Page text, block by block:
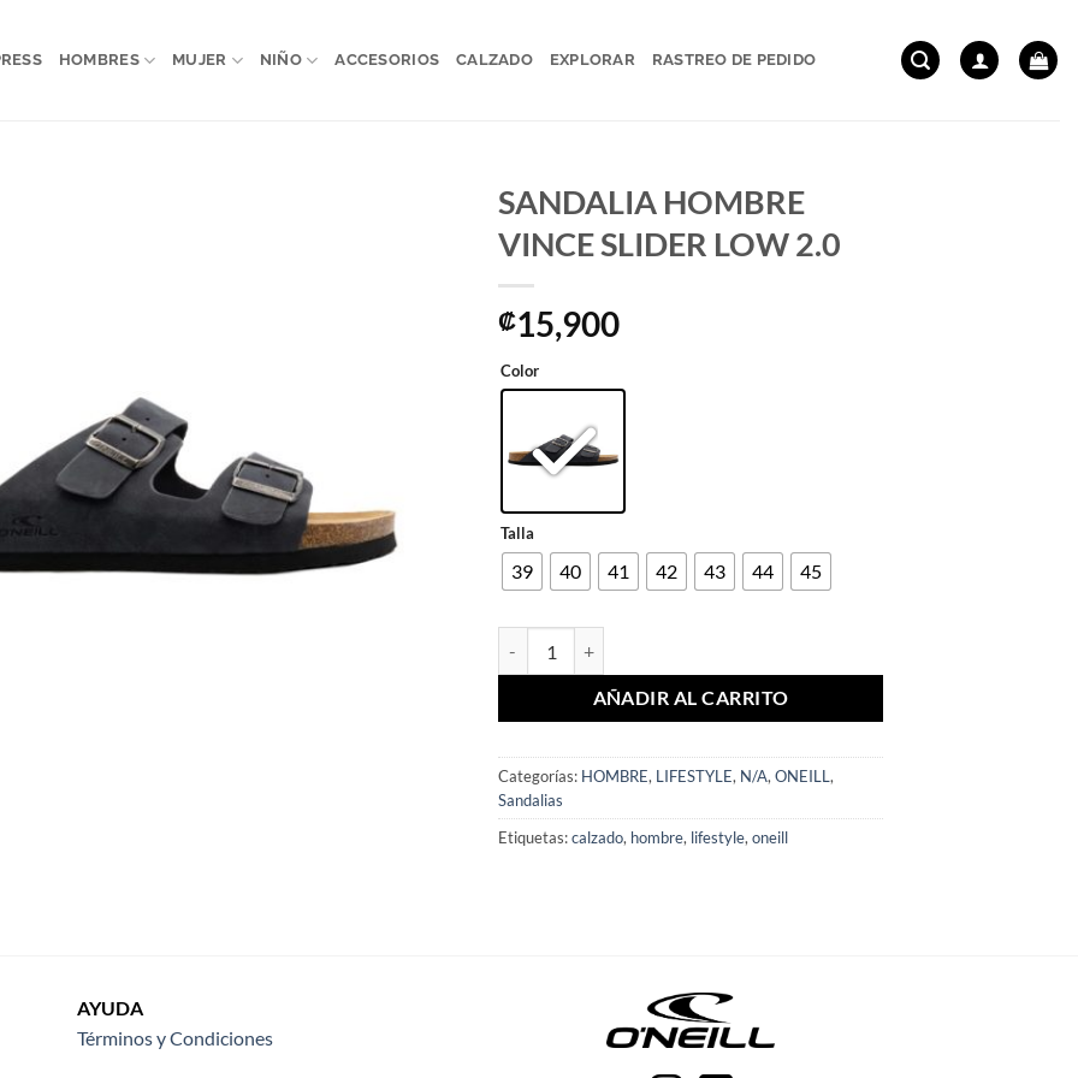
HOMBRES MUJER NIÑO ACCESORIOS CALZADO EXPLORAR RASTREO DE PEDIDO
SANDALIA HOMBRE
VINCE SLIDER LOW 2.0
₡15,900
Color
Talla
39 40 41 42 43 44 45
AÑADIR AL CARRITO
Categorías: HOMBRE, LIFESTYLE, N/A, ONEILL ,
Sandalias
Etiquetas:calzado, hombre, lifestyle, oneill
AYUDA
Términos y Condiciones